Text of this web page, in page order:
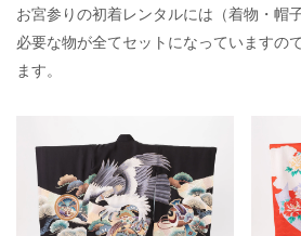
お宮参りの初着レンタルには（着物・帽
必要な物が全てセットになっていますの
ます。